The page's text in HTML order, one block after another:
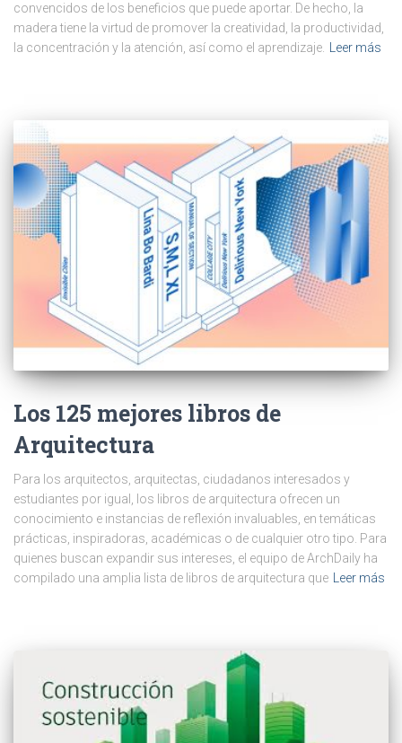
convencidos de los beneficios que puede aportar. De hecho, la
madera tiene la virtud de promover la creatividad, la productividad,
la concentración y la atención, así como el aprendizaje. Leer más
Los 125 mejores libros de
Arquitectura
Para los arquitectos, arquitectas, ciudadanos interesados y
estudiantes por igual, los libros de arquitectura ofrecen un
conocimiento e instancias de reflexión invaluables, en temáticas
prácticas, inspiradoras, académicas o de cualquier otro tipo. Para
quienes buscan expandir sus intereses, el equipo de ArchDaily ha
compilado una amplia lista de libros de arquitectura que
Leer más